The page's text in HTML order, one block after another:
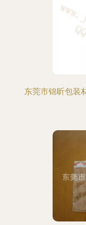
东莞市锦昕包装